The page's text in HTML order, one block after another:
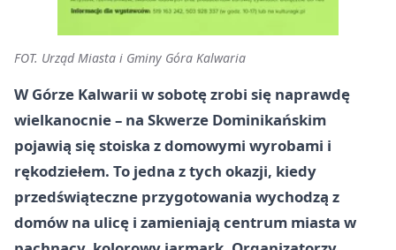
FOT. Urząd Miasta i Gminy Góra Kalwaria
W Górze Kalwarii w sobotę zrobi się naprawdę
wielkanocnie – na Skwerze Dominikańskim
pojawią się stoiska z domowymi wyrobami i
rękodziełem. To jedna z tych okazji, kiedy
przedświąteczne przygotowania wychodzą z
domów na ulicę i zamieniają centrum miasta w